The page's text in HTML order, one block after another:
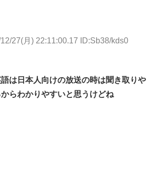
27(月) 22:11:00.17 ID:Sb38/kds0
は日本人向けの放送の時は聞き取りや
らわかりやすいと思うけどね